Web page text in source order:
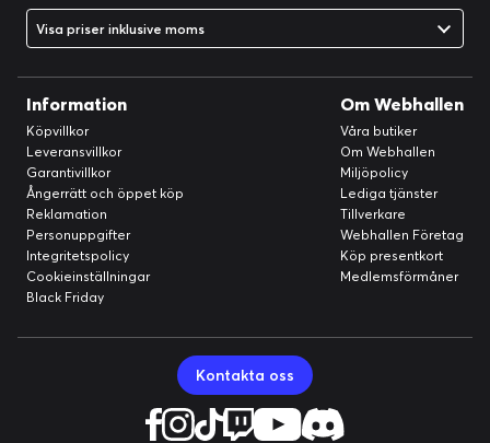
Visa priser inklusive moms
Information
Köpvillkor
Leveransvillkor
Garantivillkor
Ångerrätt och öppet köp
Reklamation
Personuppgifter
Integritetspolicy
Cookieinställningar
Black Friday
Om Webhallen
Våra butiker
Om Webhallen
Miljöpolicy
Lediga tjänster
Tillverkare
Webhallen Företag
Köp presentkort
Medlemsförmåner
Kontakta oss